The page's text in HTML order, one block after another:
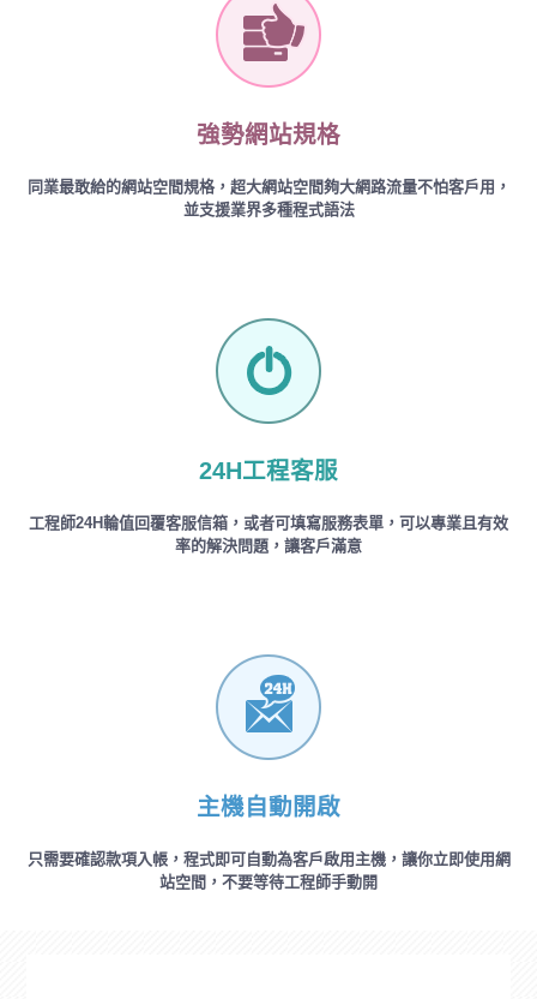
強勢網站規格
同業最敢給的網站空間規格，超大網站空間夠大網路流量不怕客戶用，
並支援業界多種程式語法
24H工程客服
工程師24H輪值回覆客服信箱，或者可填寫服務表單，可以專業且有效
率的解決問題，讓客戶滿意
主機自動開啟
只需要確認款項入帳，程式即可自動為客戶啟用主機，讓你立即使用網
站空間，不要等待工程師手動開